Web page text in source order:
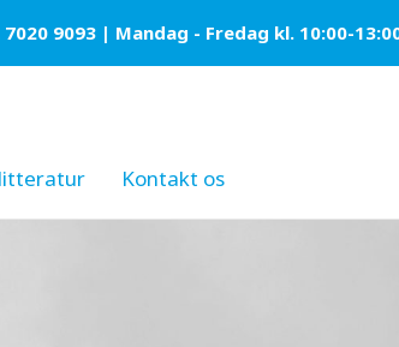
9093 | Mandag - Fredag kl. 10:00-
Kontakt os